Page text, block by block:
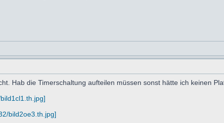
Hab die Timerschaltung aufteilen müssen sonst hätte ich keinen
bild2oe3.th.jpg]